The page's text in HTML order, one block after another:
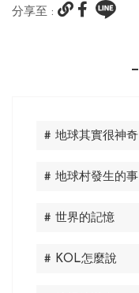
分享至 :
# 地球其實很神奇
# 地球村發生的事
# 世界的記憶
# KOL怎麼說